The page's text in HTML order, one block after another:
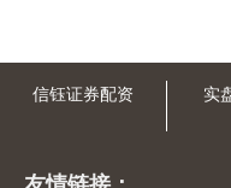
信钰证券配资
实